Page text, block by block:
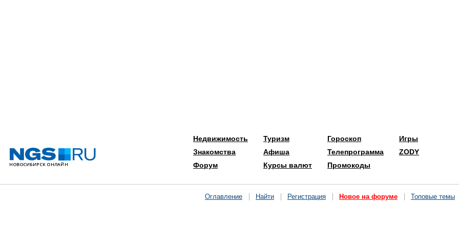
Недвижимость
Знакомства
Форум
Туризм
Афиша
Курсы валют
Гороскоп
Телепрограмма
Промокоды
Игры
ZODY
Оглавление Найти Регистрация Новое на форуме Топовые темы